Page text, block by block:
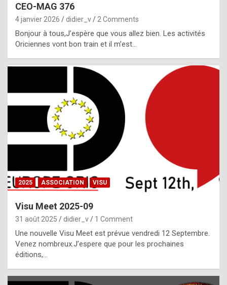
p
e
c
i
l
,
g
h
t
f
CEO-MAG 376
4 janvier 2026 didier_v 2 Comments
Bonjour à tous,J’espère que vous allez bien. Les activités
Oriciennes vont bon train et il m’est…
2025 ASSOCIATION VISU
Visu Meet 2025-09
31 août 2025 didier_v 1 Comment
Une nouvelle Visu Meet est prévue vendredi 12 Septembre.
Venez nombreux.J’espere que pour les prochaines
éditions,…